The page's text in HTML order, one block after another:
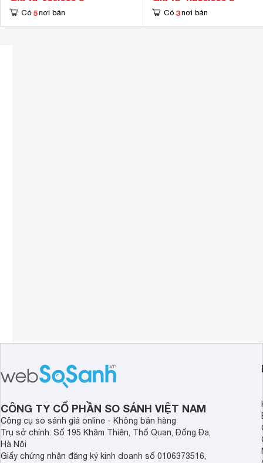
Có 5 nơi bán Có 3 nơi bán
CÔNG TY CỔ PHẦN SO SÁNH VIỆT NAM
Công cụ so sánh giá online - Không bán hàng
Trụ sở chính: Số 195 Khâm Thiên, Thổ Quan, Đống Đa,
Hà Nội
Giấy chứng nhận đăng ký kinh doanh số 0106373516,